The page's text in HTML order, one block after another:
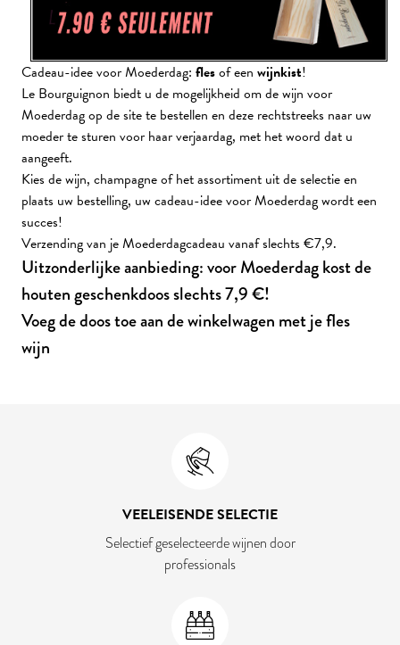
Cadeau-idee voor Moederdag: flesof een wijnkist!
Le Bourguignon biedt u de mogelijkheid om de wijn voor
Moederdag op de site te bestellen en deze rechtstreeks naar uw
moeder te sturen voor haar verjaardag, met het woord dat u
aangeeft.
Kies de wijn, champagne of het assortiment uit de selectie en
plaats uw bestelling, uw cadeau-idee voor Moederdag wordt een
succes!
Verzending van je Moederdagcadeau vanaf slechts €7,9.
Uitzonderlijke aanbieding: voor Moederdag kost de
houten geschenkdoos slechts 7,9 €!
Voeg de doos toe aan de winkelwagen met je fles
wijn
VEELEISENDE SELECTIE
Selectief geselecteerde wijnen door
professionals